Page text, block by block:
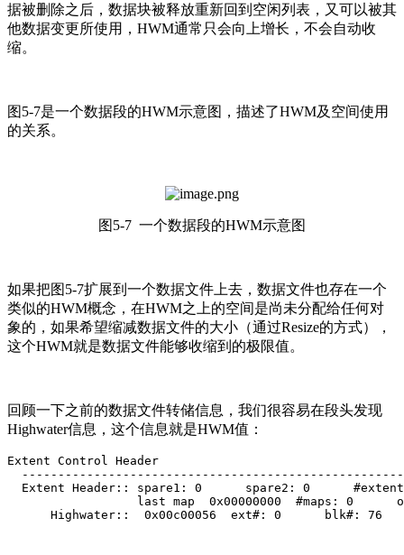
据被删除之后，数据块被释放重新回到空闲列表，又可以被其
他数据变更所使用，HWM通常只会向上增长，不会自动收
缩。
图5-7是一个数据段的HWM示意图，描述了HWM及空间使用
的关系。
图5-7 一个数据段的HWM示意图
如果把图5-7扩展到一个数据文件上去，数据文件也存在一个
类似的HWM概念，在HWM之上的空间是尚未分配给任何对
象的，如果希望缩减数据文件的大小（通过Resize的方式），
这个HWM就是数据文件能够收缩到的极限值。
回顾一下之前的数据文件转储信息，我们很容易在段头发现
Highwater信息，这个信息就是HWM值：
Extent Control Header
Extent Header:: spare1: 0      spare2: 0
last map  0x00000000  #maps: 0
Highwater::  0x00c00056  ext#: 0      blk#: 76